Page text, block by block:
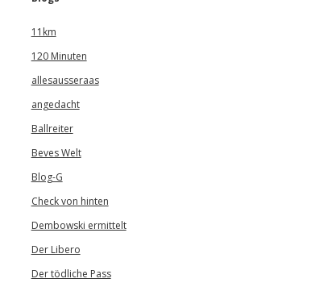
11km
120 Minuten
allesausseraas
angedacht
Ballreiter
Beves Welt
Blog-G
Check von hinten
Dembowski ermittelt
Der Libero
Der tödliche Pass